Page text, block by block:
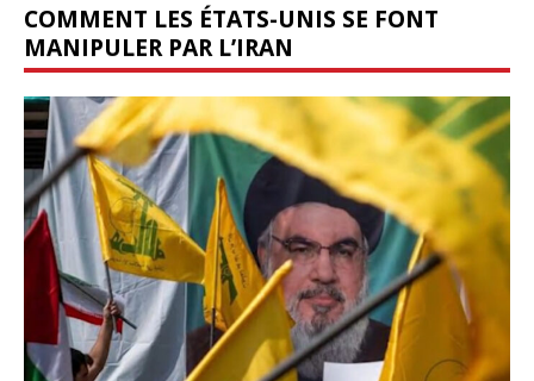
COMMENT LES ÉTATS-UNIS SE FONT
MANIPULER PAR L’IRAN